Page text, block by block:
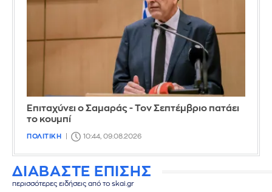
Επιταχύνει ο Σαμαράς - Τον Σεπτέμβριο πατάει
το κουμπί
ΠΟΛΙΤΙΚΗ 10:44, 09.08.2026
ΔΙΑΒΑΣΤΕ ΕΠΙΣΗΣ
περισσότερες ειδήσεις από το skai.gr